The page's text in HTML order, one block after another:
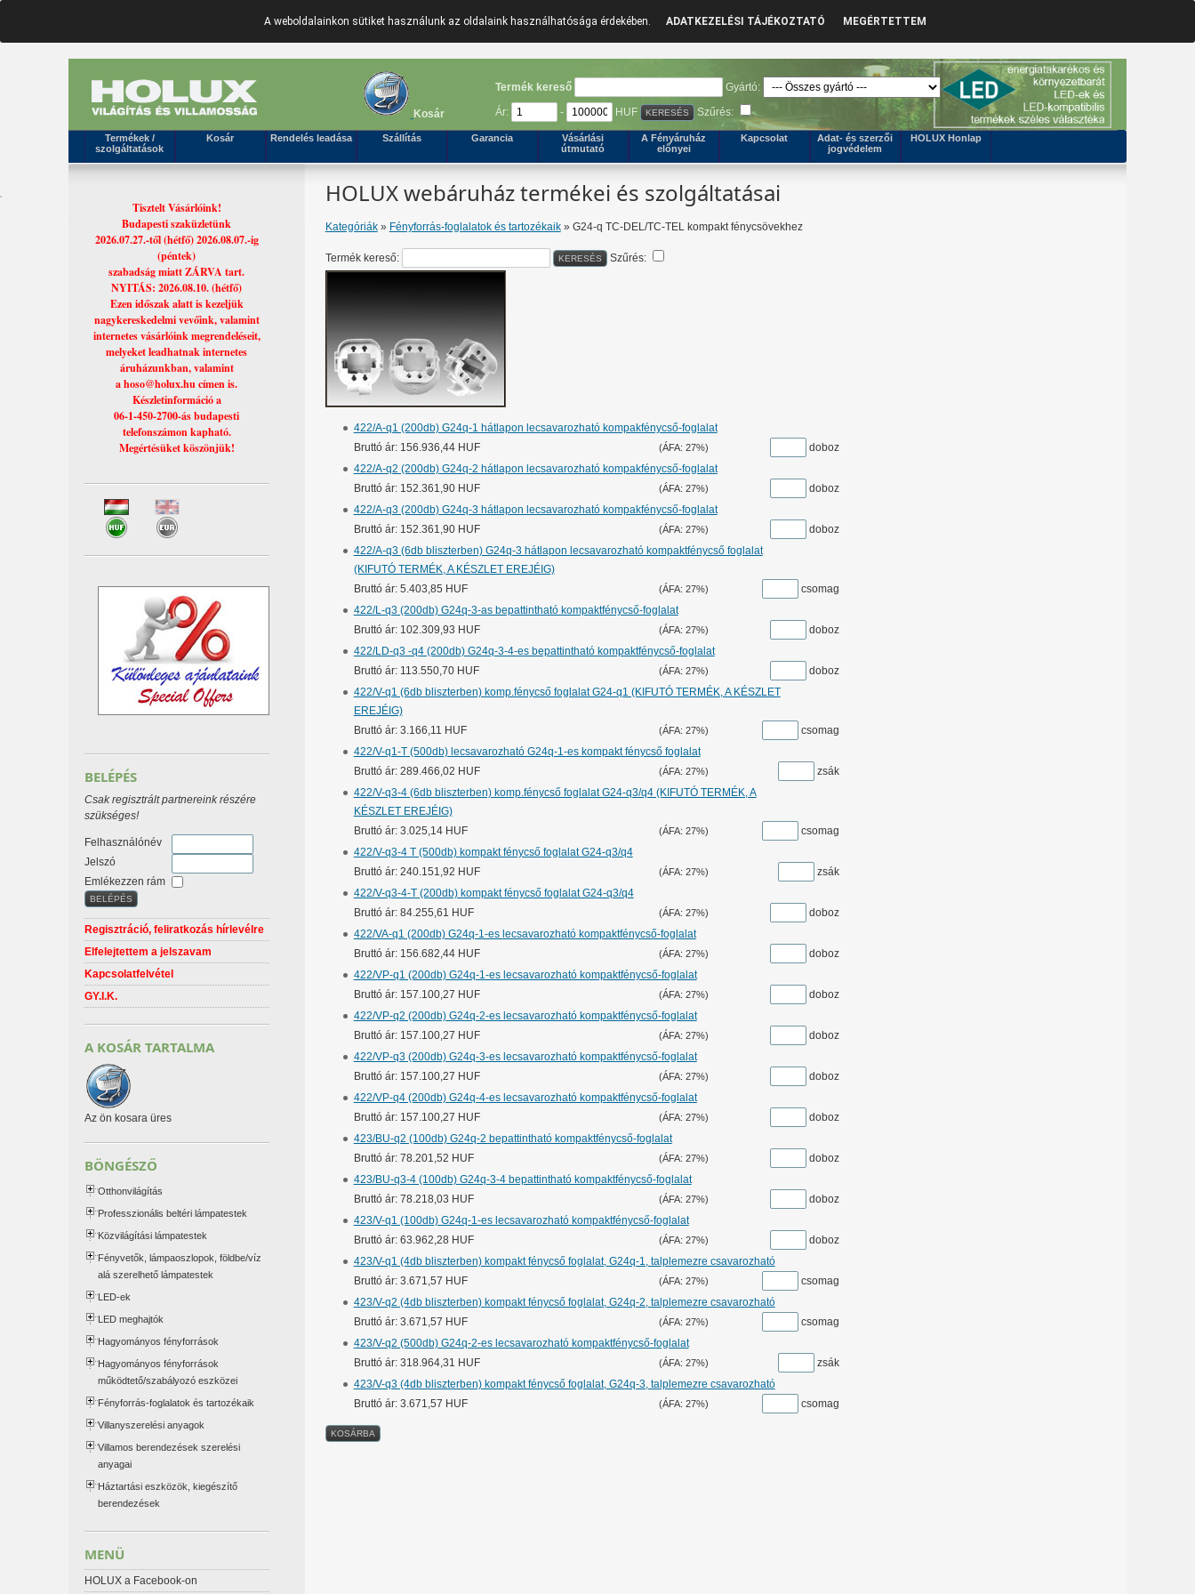
A weboldalainkon sütiket használunk az oldalaink használhatósága érdekében. ADATKEZELÉSI TÁJÉKOZTATÓ MEGÉRTETTEM
Kosár
Termék kereső
Gyártó:
Ár:
- HUF Szűrés:
Termékek /
szolgáltatások
Kosár Rendelés leadása Szállítás Garancia
Vásárlási
útmutató
A Fényáruház
előnyei
Kapcsolat
Adat- és szerzői
jogvédelem
HOLUX Honlap
HOLUX webáruház termékei és szolgáltatásai
Kategóriák» Fényforrás-foglalatok és tartozékaik» G24-q TC-DEL/TC-TEL kompakt fénycsövekhez
Termék kereső: Szűrés:
422/A-q1 (200db) G24q-1 hátlapon lecsavarozható kompakfénycső-foglalat
Bruttó ár: 156.936,44 HUF
(ÁFA: 27%)
doboz
422/A-q2 (200db) G24q-2 hátlapon lecsavarozható kompakfénycső-foglalat
Bruttó ár: 152.361,90 HUF
(ÁFA: 27%)
doboz
422/A-q3 (200db) G24q-3 hátlapon lecsavarozható kompakfénycső-foglalat
Bruttó ár: 152.361,90 HUF
(ÁFA: 27%)
doboz
422/A-q3 (6db bliszterben) G24q-3 hátlapon lecsavarozható kompaktfénycső foglalat
(KIFUTÓ TERMÉK, A KÉSZLET EREJÉIG)
Bruttó ár: 5.403,85 HUF
(ÁFA: 27%)
csomag
422/L-q3 (200db) G24q-3-as bepattintható kompaktfénycső-foglalat
Bruttó ár: 102.309,93 HUF
(ÁFA: 27%)
doboz
422/LD-q3 -q4 (200db) G24q-3-4-es bepattintható kompaktfénycső-foglalat
Bruttó ár: 113.550,70 HUF
(ÁFA: 27%)
doboz
422/V-q1 (6db bliszterben) komp.fénycső foglalat G24-q1 (KIFUTÓ TERMÉK, A KÉSZLET
EREJÉIG)
Bruttó ár: 3.166,11 HUF
(ÁFA: 27%)
csomag
422/V-q1-T (500db) lecsavarozható G24q-1-es kompakt fénycső foglalat
Bruttó ár: 289.466,02 HUF
(ÁFA: 27%)
zsák
422/V-q3-4 (6db bliszterben) komp.fénycső foglalat G24-q3/q4 (KIFUTÓ TERMÉK, A
KÉSZLET EREJÉIG)
Bruttó ár: 3.025,14 HUF
(ÁFA: 27%)
csomag
422/V-q3-4 T (500db) kompakt fénycső foglalat G24-q3/q4
Bruttó ár: 240.151,92 HUF
(ÁFA: 27%)
zsák
422/V-q3-4-T (200db) kompakt fénycső foglalat G24-q3/q4
Bruttó ár: 84.255,61 HUF
(ÁFA: 27%)
doboz
422/VA-q1 (200db) G24q-1-es lecsavarozható kompaktfénycső-foglalat
Bruttó ár: 156.682,44 HUF
(ÁFA: 27%)
doboz
422/VP-q1 (200db) G24q-1-es lecsavarozható kompaktfénycső-foglalat
Bruttó ár: 157.100,27 HUF
(ÁFA: 27%)
doboz
422/VP-q2 (200db) G24q-2-es lecsavarozható kompaktfénycső-foglalat
Bruttó ár: 157.100,27 HUF
(ÁFA: 27%)
doboz
422/VP-q3 (200db) G24q-3-es lecsavarozható kompaktfénycső-foglalat
Bruttó ár: 157.100,27 HUF
(ÁFA: 27%)
doboz
422/VP-q4 (200db) G24q-4-es lecsavarozható kompaktfénycső-foglalat
Bruttó ár: 157.100,27 HUF
(ÁFA: 27%)
doboz
423/BU-q2 (100db) G24q-2 bepattintható kompaktfénycső-foglalat
Bruttó ár: 78.201,52 HUF
(ÁFA: 27%)
doboz
423/BU-q3-4 (100db) G24q-3-4 bepattintható kompaktfénycső-foglalat
Bruttó ár: 78.218,03 HUF
(ÁFA: 27%)
doboz
423/V-q1 (100db) G24q-1-es lecsavarozható kompaktfénycső-foglalat
Bruttó ár: 63.962,28 HUF
(ÁFA: 27%)
doboz
423/V-q1 (4db bliszterben) kompakt fénycső foglalat, G24q-1, talplemezre csavarozható
Bruttó ár: 3.671,57 HUF
(ÁFA: 27%)
csomag
423/V-q2 (4db bliszterben) kompakt fénycső foglalat, G24q-2, talplemezre csavarozható
Bruttó ár: 3.671,57 HUF
(ÁFA: 27%)
csomag
423/V-q2 (500db) G24q-2-es lecsavarozható kompaktfénycső-foglalat
Bruttó ár: 318.964,31 HUF
(ÁFA: 27%)
zsák
423/V-q3 (4db bliszterben) kompakt fénycső foglalat, G24q-3, talplemezre csavarozható
Bruttó ár: 3.671,57 HUF
(ÁFA: 27%) csomag
Tisztelt Vásárlóink!
Budapesti szaküzletünk
2026.07.27.-től (hétfő) 2026.08.07.-ig
(péntek)
szabadság miatt ZÁRVA tart.
NYITÁS: 2026.08.10. (hétfő)
Ezen időszak alatt is kezeljük
nagykereskedelmi vevőink, valamint
internetes vásárlóink megrendeléseit,
melyeket leadhatnak internetes
áruházunkban, valamint
a hoso@holux.hu címen is.
Készletinformáció a
06-1-450-2700-ás budapesti
telefonszámon kapható.
Megértésüket köszönjük!
BELÉPÉS
Csak regisztrált partnereink részére
szükséges!
Felhasználónév
Jelszó
Emlékezzen rám
Regisztráció, feliratkozás hírlevélre
Elfelejtettem a jelszavam
Kapcsolatfelvétel
GY.I.K.
A KOSÁR TARTALMA
Az ön kosara üres
BÖNGÉSZŐ
Otthonvilágítás
Professzionális beltéri lámpatestek
Közvilágítási lámpatestek
Fényvetők, lámpaoszlopok, földbe/víz
alá szerelhető lámpatestek
LED-ek
LED meghajtók
Hagyományos fényforrások
Hagyományos fényforrások
működtető/szabályozó eszközei
Fényforrás-foglalatok és tartozékaik
Villanyszerelési anyagok
Villamos berendezések szerelési
anyagai
Háztartási eszközök, kiegészítő
berendezések
MENÜ
HOLUX a Facebook-on